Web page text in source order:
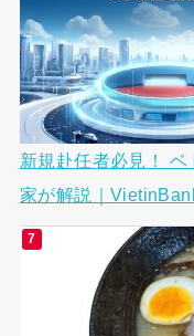
新規赴任者必見！
家が解説｜